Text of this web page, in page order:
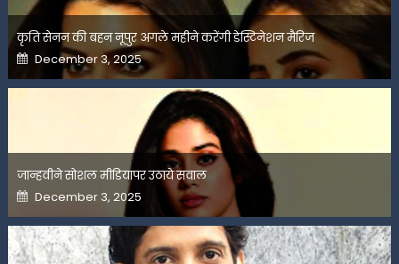
कृति सेनन की बहन नूपुर अगले महीने करेंगी डेस्टिनेशन मैरिज
Posted
on
December 3, 2025
जान्हवीने सोशल मीडियापर उठाये सवाल
Posted
on
December 3, 2025